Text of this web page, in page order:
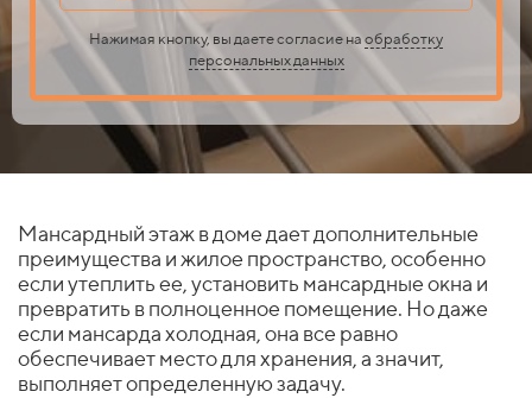
Нажимая кнопку, вы даете согласие наобработку
персональных данных
Мансардный этаж в доме дает дополнительные
преимущества и жилое пространство, особенно
если утеплить ее, установить мансардные окна и
превратить в полноценное помещение. Но даже
если мансарда холодная, она все равно
обеспечивает место для хранения, а значит,
выполняет определенную задачу.